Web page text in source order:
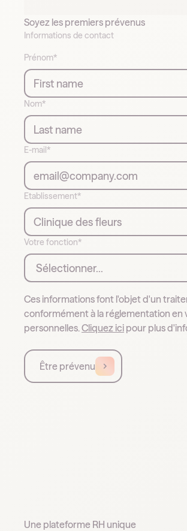
Soyez les premiers prévenus
Informations de contact
Prénom*
Nom*
E-mail*
Etablissement*
Votre fonction*
Ces informations font l'objet d'un
conformément à la réglementation en
personnelles.Cliquez ici pour plus
Être prévenu
Une plateforme RH unique